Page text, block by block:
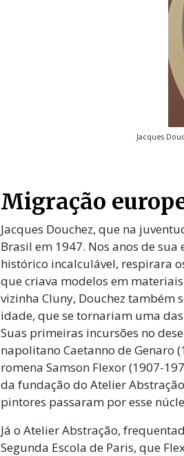
Jacques
Migração
Jacques Douchez, que na
Brasil em 1947. Nos anos de
histórico incalculável, respirara
que criava modelos em
vizinha Cluny, Douchez também
idade, que se tornariam uma
Suas primeiras incursões no
napolitano Caetanno de Genaro
romena Samson Flexor (1907-
da fundação do Atelier
pintores passaram por esse
Já o Atelier Abstração,
Segunda Escola de Paris, que